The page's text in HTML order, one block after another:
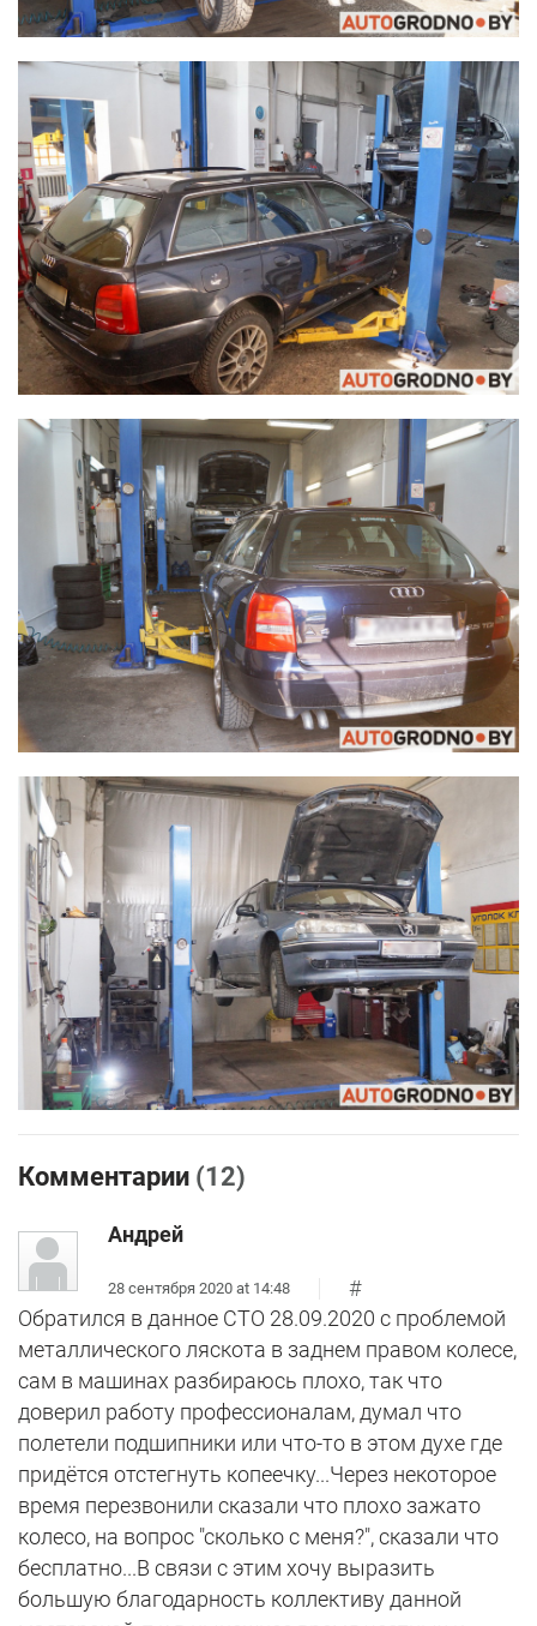
Комментарии (12)
Андрей
28 сентября 2020 at 14:48
#
Обратился в данное СТО 28.09.2020 с проблемой
металлического ляскота в заднем правом колесе,
сам в машинах разбираюсь плохо, так что
доверил работу профессионалам, думал что
полетели подшипники или что-то в этом духе где
придётся отстегнуть копеечку...Через некоторое
время перезвонили сказали что плохо зажато
колесо, на вопрос "сколько с меня?", сказали что
бесплатно...В связи с этим хочу выразить
большую благодарность коллективу данной